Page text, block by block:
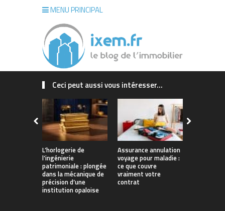
MENU PRINCIPAL
Ceci peut aussi vous intéresser...
L’horlogerie de
l’ingénierie
patrimoniale : plongée
dans la mécanique de
précision d’une
institution opaloise
Assurance annulation
voyage pour maladie :
ce que couvre
vraiment votre
contrat